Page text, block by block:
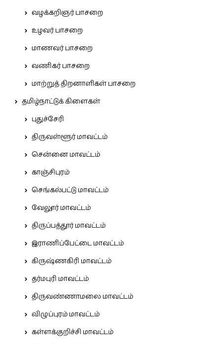
வழக்கறிஞர் பாசறை
உழவர் பாசறை
மாணவர் பாசறை
வணிகர் பாசறை
மாற்றுத் திறனாளிகள் பாசறை
தமிழ்நாட்டுக் கிளைகள்
புதுச்சேரி
திருவள்ளூர் மாவட்டம்
சென்னை மாவட்டம்
காஞ்சிபுரம்
செங்கல்பட்டு மாவட்டம்
வேலூர் மாவட்டம்
திருப்பத்தூர் மாவட்டம்
இராணிப்பேட்டை மாவட்டம்
கிருஷ்ணகிரி மாவட்டம்
தர்மபுரி மாவட்டம்
திருவண்ணாமலை மாவட்டம்
விழுப்புரம் மாவட்டம்
கள்ளக்குறிச்சி மாவட்டம்